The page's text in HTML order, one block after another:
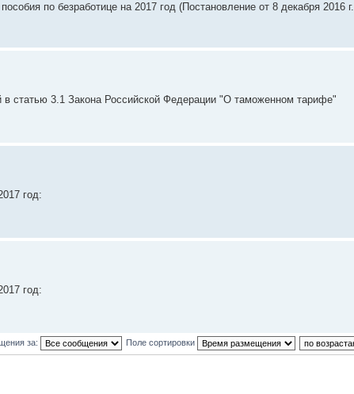
по безработице на 2017 год (Постановление от 8 декабря 2016 г.
в статью 3.1 Закона Российской Федерации "О таможенном тарифе"
год:
год:
за: Поле сортировки